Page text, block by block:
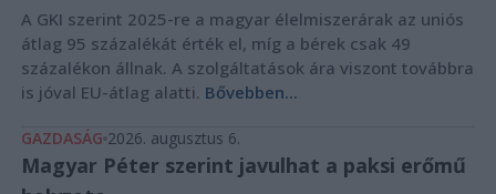
A GKI szerint 2025-re a magyar élelmiszerárak az uniós
átlag 95 százalékát érték el, míg a bérek csak 49
százalékon állnak. A szolgáltatások ára viszont továbbra
is jóval EU-átlag alatti. Bővebben...
GAZDASÁG 2026. augusztus 6.
Magyar Péter szerint javulhat a paksi erőmű